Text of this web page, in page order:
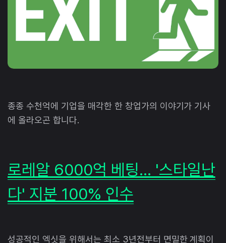
종종 수천억에 기업을 매각한 한 창업가의 이야기가 기사
에 올라오곤 합니다.
로레알 6000억 베팅… '스타일난
다' 지분 100% 인수
성공적인 엑싯을 위해서는 최소 3년전부터 면밀한 계획이